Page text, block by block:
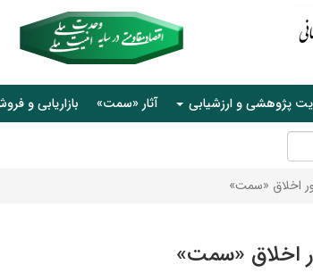
پژوهشی و ارزشیابی آثار «سمت» بازاریابی و
اخلاق «سمت»
اخلاق «سمت»